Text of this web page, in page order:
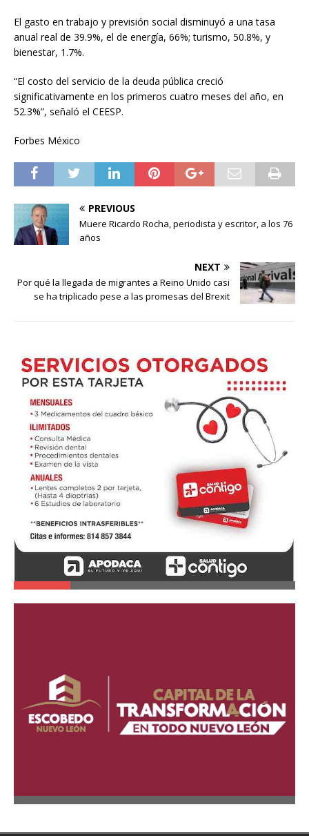
El gasto en trabajo y previsión social disminuyó a una tasa
anual real de 39.9%, el de energía, 66%; turismo, 50.8%, y
bienestar, 1.7%.
“El costo del servicio de la deuda pública creció
significativamente en los primeros cuatro meses del año, en
52.3%”, señaló el CEESP.
Forbes México
PREVIOUS
Muere Ricardo Rocha, periodista y escritor, a los 76
años
NEXT
Por qué la llegada de migrantes a Reino Unido casi
se ha triplicado pese a las promesas del Brexit